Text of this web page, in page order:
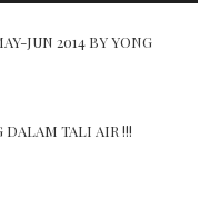
JUN 2014 BY YONG
DALAM TALI AIR !!!